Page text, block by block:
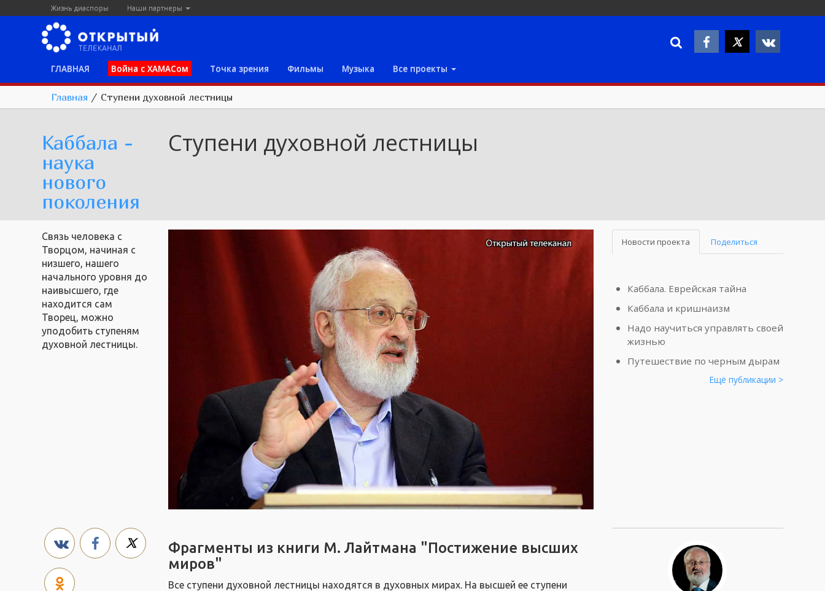
Жизнь диаспоры Наши партнеры
ГЛАВНАЯ Война с ХАМАСом Точка зрения Фильмы Музыка Все проекты
Главная / Ступени духовной лестницы
Каббала -
наука
нового
поколения
Ступени духовной лестницы
Связь человека с
Творцом, начиная с
низшего, нашего
начального уровня до
наивысшего, где
находится сам
Творец, можно
уподобить ступеням
духовной лестницы.
Новости проекта Поделиться
Каббала. Еврейская тайна
Каббала и кришнаизм
Надо научиться управлять своей
жизнью
Путешествие по черным дырам
Ещё публикации >
Фрагменты из книги М. Лайтмана "Постижение высших
миров"
Все ступени духовной лестницы находятся в духовных мирах. На высшей ее ступени